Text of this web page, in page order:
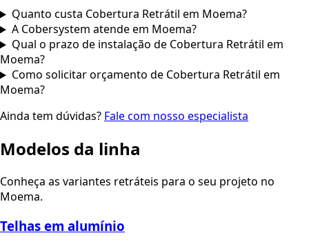
Quanto custa Cobertura Retrátil em Moema?
A Cobersystem atende em Moema?
Qual o prazo de instalação de Cobertura Retrátil em
Moema?
Como solicitar orçamento de Cobertura Retrátil em
Moema?
Ainda tem dúvidas? Fale com nosso especialista
Modelos da linha
Conheça as variantes retráteis para o seu projeto no
Moema.
Telhas em alumínio